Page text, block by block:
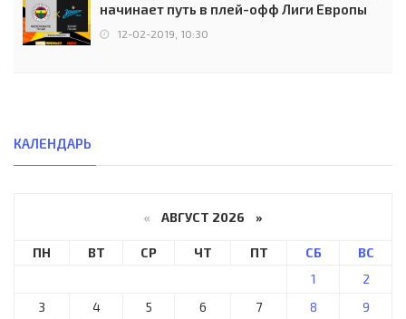
начинает путь в плей-офф Лиги Европы
12-02-2019, 10:30
КАЛЕНДАРЬ
« АВГУСТ 2026 »
ПН ВТ СР ЧТ ПТ СБ
ВС
1
2
3
4 5 6 7 8
9